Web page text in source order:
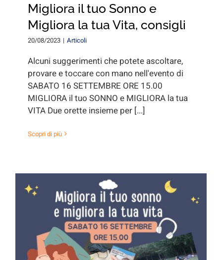
Migliora il tuo Sonno e
Migliora la tua Vita, consigli
20/08/2023 | Articoli
Alcuni suggerimenti che potete ascoltare,
provare e toccare con mano nell'evento di
SABATO 16 SETTEMBRE ORE 15.00
MIGLIORA il tuo SONNO e MIGLIORA la tua
VITA Due orette insieme per [...]
Scopri di più